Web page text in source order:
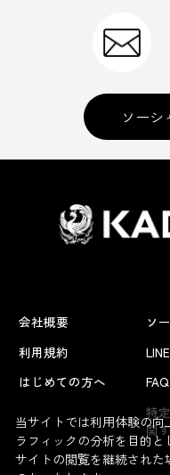
ソー
会社概要
利用規約
はじめての方へ
ソ
FAQ
特
関
当サイトでは利用体験の
ラフィックの分析を目的
サイトの閲覧を継続され